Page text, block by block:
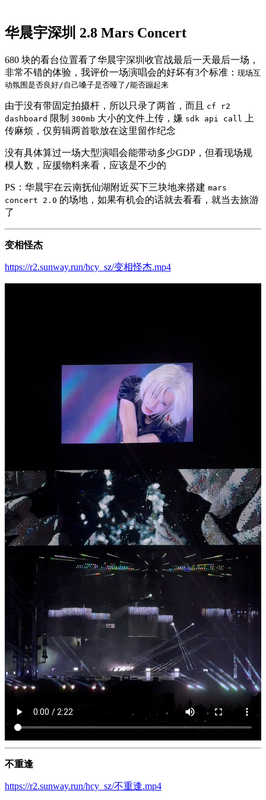
华晨宇深圳 2.8 Mars Concert
680 块的看台位置看了华晨宇深圳收官战最后一天最后一场，
非常不错的体验，我评价一场演唱会的好坏有3个标准： 现场互
动氛围是否良好/自己嗓子是否哑了/能否蹦起来
由于没有带固定拍摄杆，所以只录了两首，而且
cf r2
dashboard 限制 300mb 大小的文件上传，嫌 sdk api call
上
传麻烦，仅剪辑两首歌放在这里留作纪念
没有具体算过一场大型演唱会能带动多少GDP，但看现场规
模人数，应援物料来看，应该是不少的
PS：华晨宇在云南抚仙湖附近买下三块地来搭建 mars
concert 2.0 的场地，如果有机会的话就去看看，就当去旅游
了
变相怪杰
https://r2.sunway.run/hcy_sz/变相怪杰.mp4
不重逢
https://r2.sunway.run/hcy_sz/不重逢.mp4